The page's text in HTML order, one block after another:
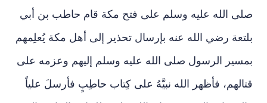
صلى الله عليه وسلم على فتح مكة قام حاطب بن أبي
بلتعة رضي الله عنه بإرسال تحذير إلى أهل مكة يُعلِمهم
بمسير الرسول صلى الله عليه وسلم إليهم وعزمه على
قتالهم، فأظهر الله نبيَّهُ على كِتاب حاطِبٍ فأرسلَ علياً